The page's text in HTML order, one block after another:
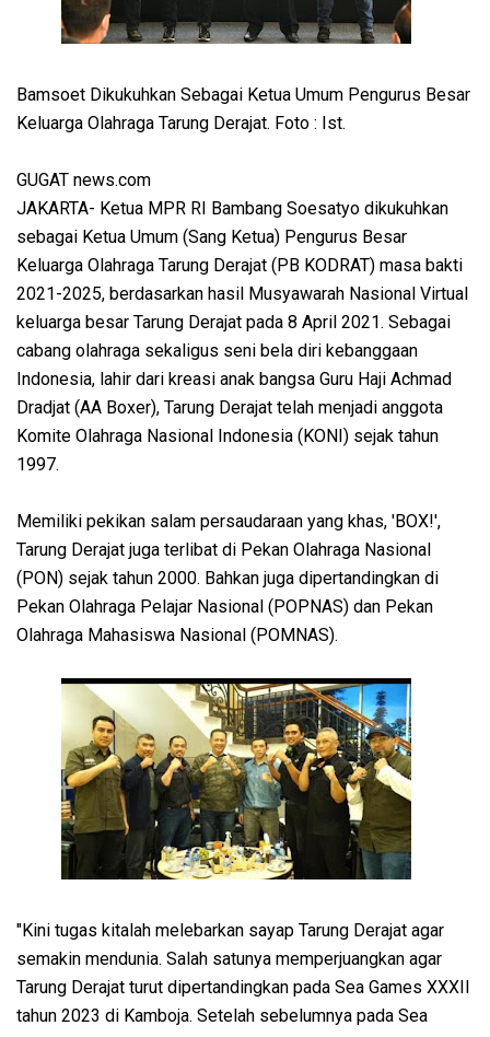
Bamsoet Dikukuhkan Sebagai Ketua Umum Pengurus Besar
Keluarga Olahraga Tarung Derajat. Foto : Ist.
GUGAT news.com
JAKARTA- Ketua MPR RI Bambang Soesatyo dikukuhkan
sebagai Ketua Umum (Sang Ketua) Pengurus Besar
Keluarga Olahraga Tarung Derajat (PB KODRAT) masa bakti
2021-2025, berdasarkan hasil Musyawarah Nasional Virtual
keluarga besar Tarung Derajat pada 8 April 2021. Sebagai
cabang olahraga sekaligus seni bela diri kebanggaan
Indonesia, lahir dari kreasi anak bangsa Guru Haji Achmad
Dradjat (AA Boxer), Tarung Derajat telah menjadi anggota
Komite Olahraga Nasional Indonesia (KONI) sejak tahun
1997.
Memiliki pekikan salam persaudaraan yang khas, 'BOX!',
Tarung Derajat juga terlibat di Pekan Olahraga Nasional
(PON) sejak tahun 2000. Bahkan juga dipertandingkan di
Pekan Olahraga Pelajar Nasional (POPNAS) dan Pekan
Olahraga Mahasiswa Nasional (POMNAS).
"Kini tugas kitalah melebarkan sayap Tarung Derajat agar
semakin mendunia. Salah satunya memperjuangkan agar
Tarung Derajat turut dipertandingkan pada Sea Games XXXII
tahun 2023 di Kamboja. Setelah sebelumnya pada Sea